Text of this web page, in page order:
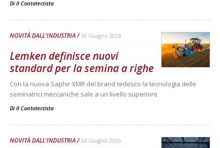
Di Il Contoterzista
NOVITÀ DALL'INDUSTRIA 30 Giugno 2026
Lemken definisce nuovi
standard per la semina a righe
Con la nuova Saphir XMR del brand tedesco la tecnologia delle
seminatrici meccaniche sale a un livello superiore
Di Il Contoterzista
NOVITÀ DALL'INDUSTRIA 24 Giugno 2026